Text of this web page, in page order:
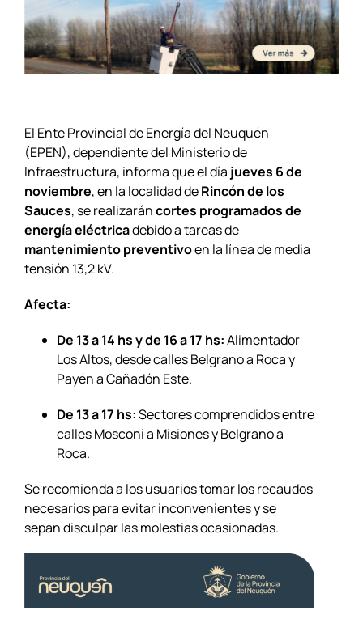
El Ente Provincial de Energía del Neuquén
(EPEN), dependiente del Ministerio de
Infraestructura, informa que el día jueves 6 de
noviembre, en la localidad deRincón de los
Sauces, se realizaráncortes programados de
energía eléctricadebido a tareas de
mantenimiento preventivoen la línea de media
tensión 13,2 kV.
Afecta:
De 13 a 14 hs y de 16 a 17 hs:Alimentador
Los Altos, desde calles Belgrano a Roca y
Payén a Cañadón Este.
De 13 a 17 hs:Sectores comprendidos entre
calles Mosconi a Misiones y Belgrano a
Roca.
Se recomienda a los usuarios tomar los recaudos
necesarios para evitar inconvenientes y se
sepan disculpar las molestias ocasionadas.